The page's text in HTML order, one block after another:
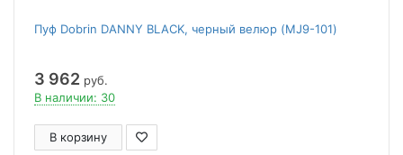
Пуф Dobrin DANNY BLACK, черный велюр (MJ9-101)
3 962 руб.
В наличии: 30
В корзину